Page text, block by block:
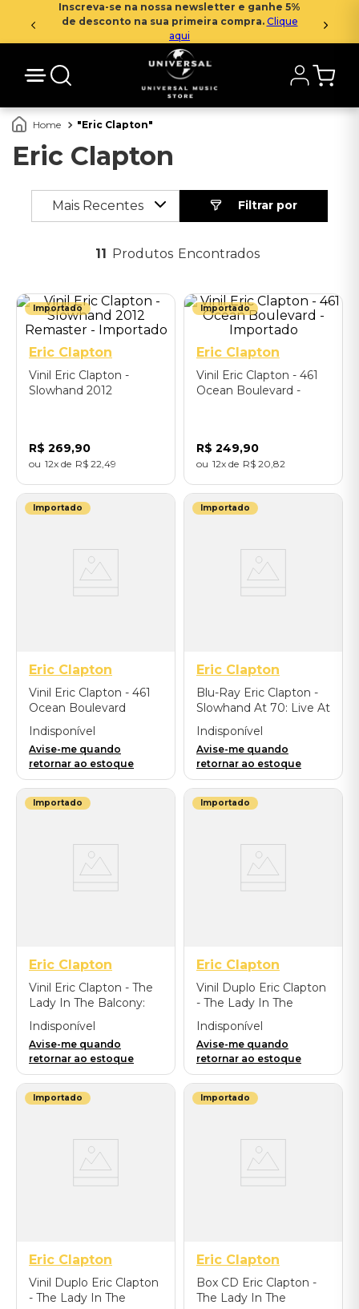
Inscreva-se na nossa newsletter e ganhe 5%
de desconto na sua primeira compra. Clique
aqui
Eric Clapton
Eric Clapton
Mais Recentes
11 Produtos
Importado
Eric Clapton
Vinil Eric Clapton -
Slowhand 2012
R$ 269,90
12 R$ 22 49
Importado
Eric Clapton
Vinil Eric Clapton - 461
Ocean Boulevard -
R$ 249,90
12 R$ 20 82
Importado
Eric Clapton
Vinil Eric Clapton - 461
Ocean Boulevard
(Colour LP) - Importado
Indisponível
Avise-me quando
retornar ao estoque
Importado
Eric Clapton
Blu-Ray Eric Clapton -
Slowhand At 70: Live At
The Royal Albert Hall,
London 2015/4k UHD -
Importado
Indisponível
Avise-me quando
retornar ao estoque
Importado
Eric Clapton
Vinil Eric Clapton - The
Lady In The Balcony:
Lockdown Sessions
(Live At Cowdray
House/Gray Version/2
Vinyl Set) - Importado
Indisponível
Avise-me quando
retornar ao estoque
Importado
Eric Clapton
Vinil Duplo Eric Clapton
- The Lady In The
Balcony: Lockdown
Session (Live/Colour) -
Importado
Indisponível
Avise-me quando
retornar ao estoque
Importado
Eric Clapton
Vinil Duplo Eric Clapton
- The Lady In The
Importado
Eric Clapton
Box CD Eric Clapton -
The Lady In The